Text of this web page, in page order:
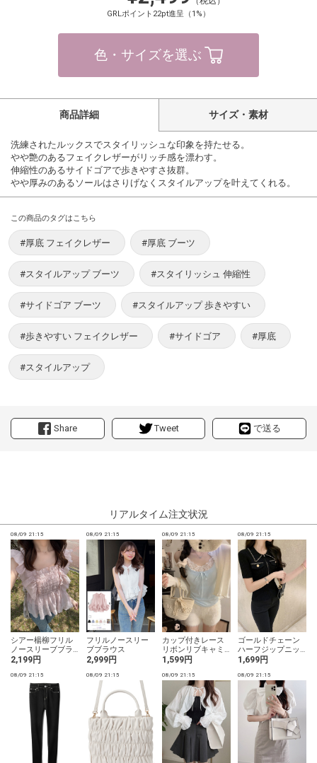
GRLポイント22pt進呈（1%）
色・サイズを選ぶ
Share Tweet で送る
商品詳細 サイズ・素材
洗練されたルックスでスタイリッシュな印象を持たせる。
やや艶のあるフェイクレザーがリッチ感を漂わす。
伸縮性のあるサイドゴアで歩きやすさ抜群。
やや厚みのあるソールはさりげなくスタイルアップを叶えてくれる。
この商品のタグはこちら
#厚底 フェイクレザー #厚底 ブーツ
#スタイルアップ ブーツ #スタイリッシュ 伸縮性
#サイドゴア ブーツ #スタイルアップ 歩きやすい
#歩きやすい フェイクレザー #サイドゴア #厚底
#スタイルアップ
リアルタイム注文状況
08/09 21:15
シアー楊柳フリル
ノースリーブブラ
ウス
2,199円
08/09 21:15
フリルノースリー
ブブラウス
2,999円
08/09 21:15
カップ付きレース
リボンリブキャミ
ソール
1,599円
08/09 21:15
ゴールドチェーン
ハーフジップニッ
トトップス
1,699円
08/09 21:15 08/09 21:15 08/09 21:15 08/09 21:15